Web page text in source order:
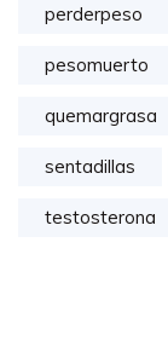
perderpeso
pesomuerto
quemargrasa
sentadillas
testosterona